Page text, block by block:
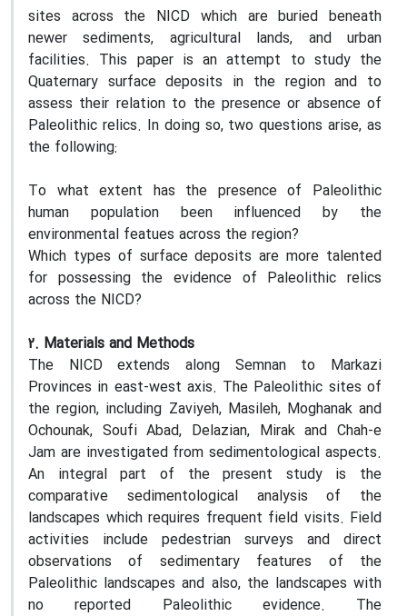
sites across the NICD which are buried beneath
newer sediments, agricultural lands, and urban
facilities. This paper is an attempt to study the
Quaternary surface deposits in the region and to
assess their relation to the presence or absence of
Paleolithic relics. In doing so, two questions arise, as
the following:
To what extent has the presence of Paleolithic
human population been influenced by the
environmental featues across the region?
Which types of surface deposits are more talented
for possessing the evidence of Paleolithic relics
across the NICD?
2. Materials and Methods
The NICD extends along Semnan to Markazi
Provinces in east-west axis. The Paleolithic sites of
the region, including Zaviyeh, Masileh, Moghanak and
Ochounak, Soufi Abad, Delazian, Mirak and Chah-e
Jam are investigated from sedimentological aspects.
An integral part of the present study is the
comparative sedimentological analysis of the
landscapes which requires frequent field visits. Field
activities include pedestrian surveys and direct
observations of sedimentary features of the
Paleolithic landscapes and also, the landscapes with
no reported Paleolithic evidence. The